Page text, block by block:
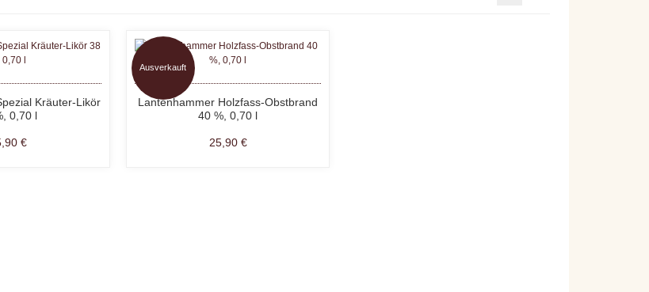
Kräuter-Likör
0,70 l
€
Ausverkauft
Lantenhammer Holzfass-Obstbrand
40 %, 0,70 l
25,90 €